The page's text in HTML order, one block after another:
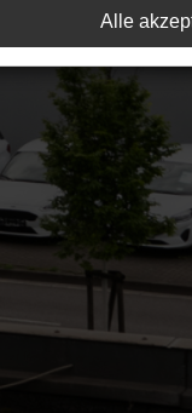
Alle